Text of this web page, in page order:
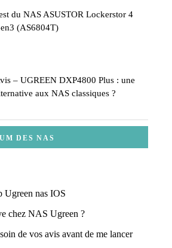
du NAS ASUSTOR Lockerstor 4
(AS6804T)
– UGREEN DXP4800 Plus : une
aux NAS classiques ?
DES NAS
Ugreen nas IOS
chez NAS Ugreen ?
de vos avis avant de me lancer